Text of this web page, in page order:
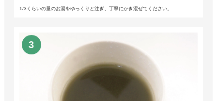
1/3くらいの量のお湯をゆっくりと注ぎ、丁寧にかき混ぜてください。